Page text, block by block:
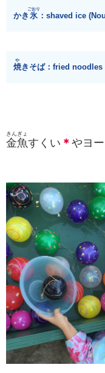
かき 氷
ごおり
：shaved ice
焼
や
きそば：fried noodles
金魚
きんぎょ
すくい ＊ やヨ